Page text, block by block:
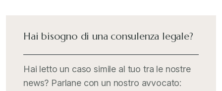
Hai bisogno di una consulenza legale?
Hai letto un caso simile al tuo tra le nostre
news? Parlane con un nostro avvocato: